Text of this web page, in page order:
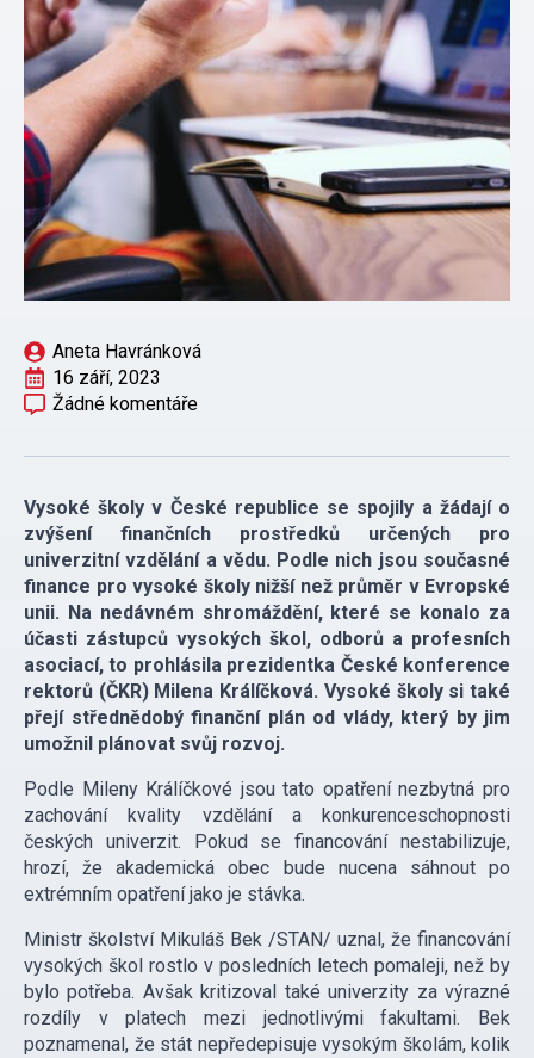
Aneta Havránková
16 září, 2023
Žádné komentáře
Vysoké školy v České republice se spojily a žádají o
zvýšení finančních prostředků určených pro
univerzitní vzdělání a vědu. Podle nich jsou současné
finance pro vysoké školy nižší než průměr v Evropské
unii. Na nedávném shromáždění, které se konalo za
účasti zástupců vysokých škol, odborů a profesních
asociací, to prohlásila prezidentka České konference
rektorů (ČKR) Milena Králíčková. Vysoké školy si také
přejí střednědobý finanční plán od vlády, který by jim
umožnil plánovat svůj rozvoj.
Podle Mileny Králíčkové jsou tato opatření nezbytná pro
zachování kvality vzdělání a konkurenceschopnosti
českých univerzit. Pokud se financování nestabilizuje,
hrozí, že akademická obec bude nucena sáhnout po
extrémním opatření jako je stávka.
Ministr školství Mikuláš Bek /STAN/ uznal, že financování
vysokých škol rostlo v posledních letech pomaleji, než by
bylo potřeba. Avšak kritizoval také univerzity za výrazné
rozdíly v platech mezi jednotlivými fakultami. Bek
poznamenal, že stát nepředepisuje vysokým školám, kolik